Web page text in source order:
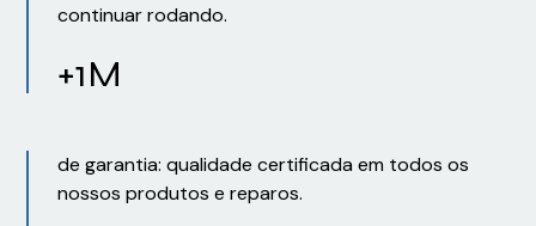
continuar rodando.
+1M
de garantia: qualidade certificada em todos os
nossos produtos e reparos.